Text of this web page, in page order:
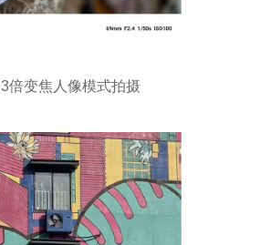
3倍变焦人像模式拍摄